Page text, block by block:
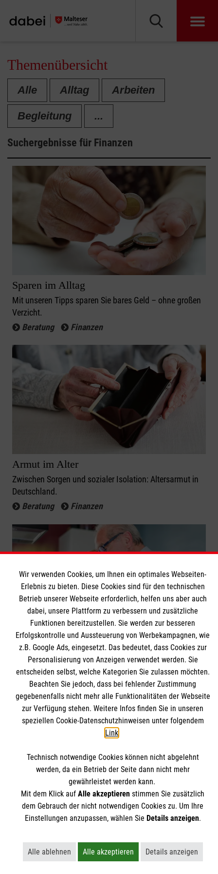
Themenübersicht
Alle Alltag Arbeiten
Begleitung ...
Suchergebnisse für Finanzen
Sparen im Alltag
Mit unseren Tipps sparen Sie bares Geld – ohne großen
Verzicht.
Beratung
Finanzen
Armut im Alter
Zwischen Sorgen und sozialer Isolation: Altersarmut in
Deutschland.
Beratung
Finanzen
Finanzen im Alter
Um Geld clever anzulegen, ist man nie zu alt. Wir
verraten, worauf Sie…
Beratung
Finanzen
Weitere Artikel
Themenübersicht Über dieses Magazin
Kontakt Impressum
Datenschutz Malteser.de
Wir verwenden Cookies, um Ihnen ein optimales Webseiten-
Erlebnis zu bieten. Diese Cookies sind für den technischen
Betrieb unserer Webseite erforderlich, helfen uns aber auch
dabei, unsere Plattform zu verbessern und zusätzliche
Funktionen bereitzustellen. Sie werden zur besseren
Erfolgskontrolle und Aussteuerung von Werbekampagnen, wie
z.B. Google Ads, eingesetzt. Das bedeutet, dass Cookies zur
Personalisierung von Anzeigen verwendet werden. Sie
entscheiden selbst, welche Kategorien Sie zulassen möchten.
Beachten Sie jedoch, dass bei fehlender Zustimmung
gegebenenfalls nicht mehr alle Funktionalitäten der Webseite
zur Verfügung stehen. Weitere Infos finden Sie in unseren
speziellen Cookie-Datenschutzhinweisen unter folgendem
Link
Technisch notwendige Cookies können nicht abgelehnt
werden, da ein Betrieb der Seite dann nicht mehr
gewährleistet werden kann.
Mit dem Klick auf Alle akzeptieren stimmen Sie zusätzlich
dem Gebrauch der nicht notwendigen Cookies zu. Um Ihre
Einstellungen anzupassen, wählen Sie Details anzeigen.
Alle ablehnen
Lehnt alle nicht-essentiellen Cookies ab
Alle akzeptieren
Akzeptiert alle Cookies
Details anzeigen
Öffnet